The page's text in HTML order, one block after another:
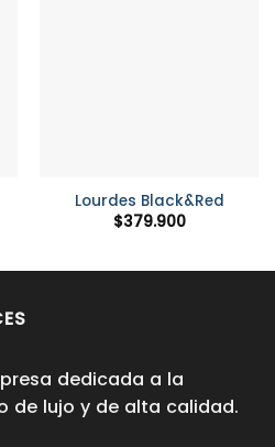
Lourdes Black&Red
$379.900
dedicada a la
de lujo y de alta calidad.